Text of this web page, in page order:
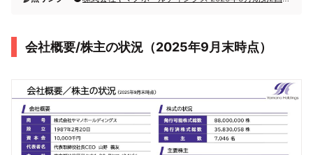
会社概要/株主の状況（2025年9月末時点）